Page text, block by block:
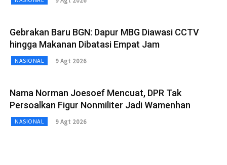
Gebrakan Baru BGN: Dapur MBG Diawasi CCTV
hingga Makanan Dibatasi Empat Jam
NASIONAL 9 Agt 2026
Nama Norman Joesoef Mencuat, DPR Tak
Persoalkan Figur Nonmiliter Jadi Wamenhan
NASIONAL 9 Agt 2026